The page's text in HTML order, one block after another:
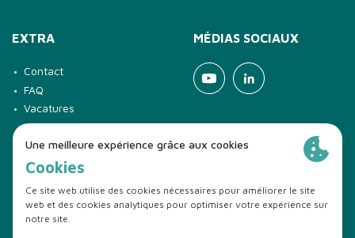
EXTRA
Contact
FAQ
Vacatures
MÉDIAS SOCIAUX
Youtube
© 2026 Diversi Foods
Conditions de vente
Conformité
Code of Conduct